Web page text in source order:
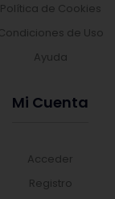
Política de Cookies
de Uso
Ayuda
Mi Cuenta
Acceder
Registro